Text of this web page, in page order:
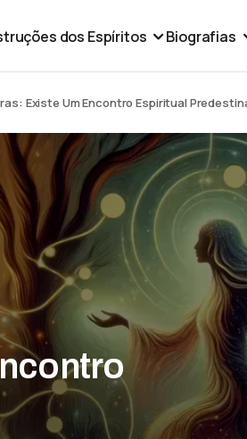
dos Espíritos Biografias
Existe Um Encontro Espiritual